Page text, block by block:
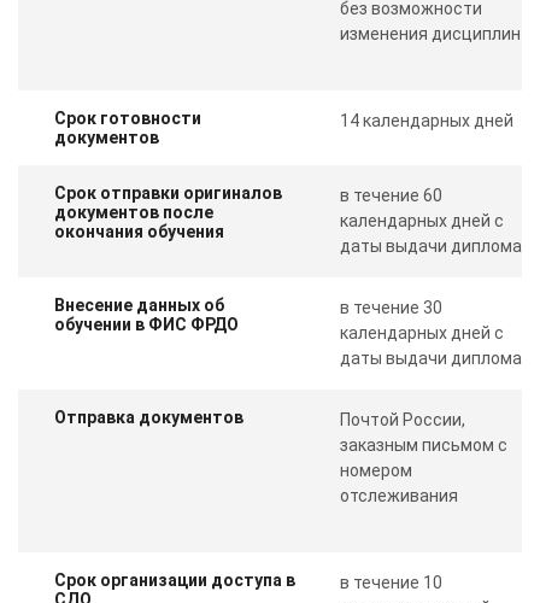
без возможности
изменения дисциплин
Срок готовности
документов
14 календарных дней
Срок отправки оригиналов
документов после
окончания обучения
в течение 60
календарных дней с
даты выдачи диплома
Внесение данных об
обучении в ФИС ФРДО
в течение 30
календарных дней с
даты выдачи диплома
Отправка документов
Почтой России,
заказным письмом с
номером
отслеживания
Срок организации доступа в
СДО
в течение 10